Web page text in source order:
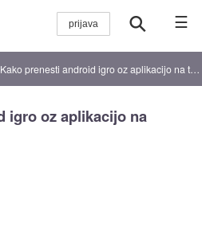
☰
Kako prenesti android igro oz aplikacijo na tablico?
igro oz aplikacijo na